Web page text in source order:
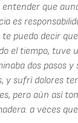
que
es
te puedo decir
el tiempo, tuve
dos pasos y
y sufrì dolores
pero aùn asì
a veces